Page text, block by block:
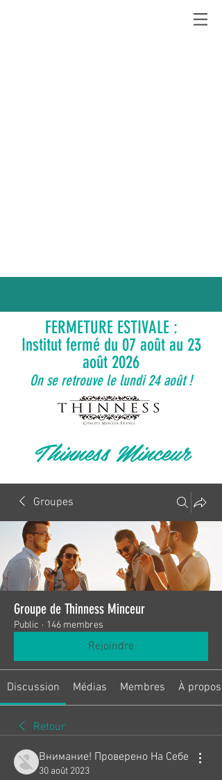
FERMETURE ESTIVALE :
Institut fermé du 07 août au 23
août 2026
On se retrouve le lundi 24 août !
Thinness Minceur
Groupes
Groupe de Thinness Minceur
Public · 146 membres
Rejoindre
Discussion Médias Membres À propos
Retour
Внимание! Проверено На Себе
30 août 2023